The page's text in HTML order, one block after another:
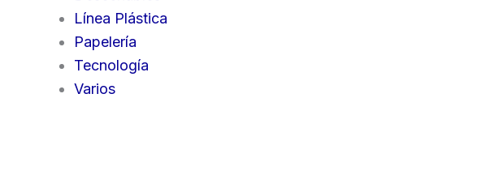
Línea Plástica
Papelería
Tecnología
Varios